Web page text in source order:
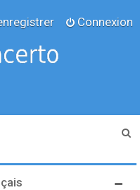
Connexion